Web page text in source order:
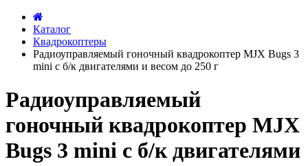
Каталог
Квадрокоптеры
Радиоуправляемый гоночный квадрокоптер MJX Bugs 3
mini с б/к двигателями и весом до 250 г
Радиоуправляемый
гоночный квадрокоптер MJX
Bugs 3 mini с б/к двигателями